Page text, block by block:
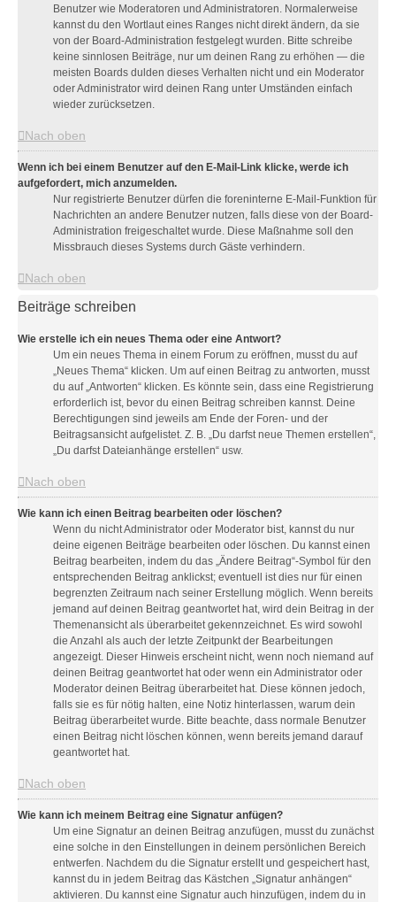
Benutzer wie Moderatoren und Administratoren. Normalerweise
kannst du den Wortlaut eines Ranges nicht direkt ändern, da sie
von der Board-Administration festgelegt wurden. Bitte schreibe
keine sinnlosen Beiträge, nur um deinen Rang zu erhöhen — die
meisten Boards dulden dieses Verhalten nicht und ein Moderator
oder Administrator wird deinen Rang unter Umständen einfach
wieder zurücksetzen.
Nach oben
Wenn ich bei einem Benutzer auf den E-Mail-Link klicke, werde ich
aufgefordert, mich anzumelden.
Nur registrierte Benutzer dürfen die foreninterne E-Mail-Funktion für
Nachrichten an andere Benutzer nutzen, falls diese von der Board-
Administration freigeschaltet wurde. Diese Maßnahme soll den
Missbrauch dieses Systems durch Gäste verhindern.
Nach oben
Beiträge schreiben
Wie erstelle ich ein neues Thema oder eine Antwort?
Um ein neues Thema in einem Forum zu eröffnen, musst du auf
„Neues Thema“ klicken. Um auf einen Beitrag zu antworten, musst
du auf „Antworten“ klicken. Es könnte sein, dass eine Registrierung
erforderlich ist, bevor du einen Beitrag schreiben kannst. Deine
Berechtigungen sind jeweils am Ende der Foren- und der
Beitragsansicht aufgelistet. Z. B. „Du darfst neue Themen erstellen“,
„Du darfst Dateianhänge erstellen“ usw.
Nach oben
Wie kann ich einen Beitrag bearbeiten oder löschen?
Wenn du nicht Administrator oder Moderator bist, kannst du nur
deine eigenen Beiträge bearbeiten oder löschen. Du kannst einen
Beitrag bearbeiten, indem du das „Ändere Beitrag“-Symbol für den
entsprechenden Beitrag anklickst; eventuell ist dies nur für einen
begrenzten Zeitraum nach seiner Erstellung möglich. Wenn bereits
jemand auf deinen Beitrag geantwortet hat, wird dein Beitrag in der
Themenansicht als überarbeitet gekennzeichnet. Es wird sowohl
die Anzahl als auch der letzte Zeitpunkt der Bearbeitungen
angezeigt. Dieser Hinweis erscheint nicht, wenn noch niemand auf
deinen Beitrag geantwortet hat oder wenn ein Administrator oder
Moderator deinen Beitrag überarbeitet hat. Diese können jedoch,
falls sie es für nötig halten, eine Notiz hinterlassen, warum dein
Beitrag überarbeitet wurde. Bitte beachte, dass normale Benutzer
einen Beitrag nicht löschen können, wenn bereits jemand darauf
geantwortet hat.
Nach oben
Wie kann ich meinem Beitrag eine Signatur anfügen?
Um eine Signatur an deinen Beitrag anzufügen, musst du zunächst
eine solche in den Einstellungen in deinem persönlichen Bereich
entwerfen. Nachdem du die Signatur erstellt und gespeichert hast,
kannst du in jedem Beitrag das Kästchen „Signatur anhängen“
aktivieren. Du kannst eine Signatur auch hinzufügen, indem du in